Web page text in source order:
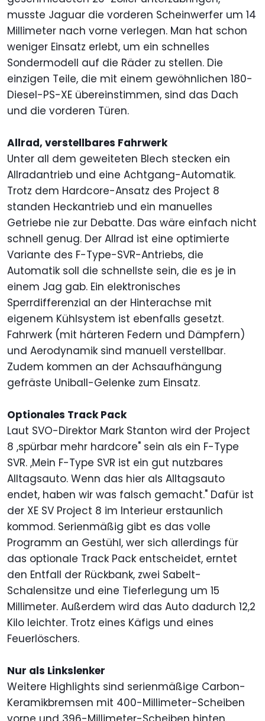
musste Jaguar die vorderen Scheinwerfer um 14
Millimeter nach vorne verlegen. Man hat schon
weniger Einsatz erlebt, um ein schnelles
Sondermodell auf die Räder zu stellen. Die
einzigen Teile, die mit einem gewöhnlichen 180-
Diesel-PS-XE übereinstimmen, sind das Dach
und die vorderen Türen.
Allrad, verstellbares Fahrwerk
Unter all dem geweiteten Blech stecken ein
Allradantrieb und eine Achtgang-Automatik.
Trotz dem Hardcore-Ansatz des Project 8
standen Heckantrieb und ein manuelles
Getriebe nie zur Debatte. Das wäre einfach nicht
schnell genug. Der Allrad ist eine optimierte
Variante des F-Type-SVR-Antriebs, die
Automatik soll die schnellste sein, die es je in
einem Jag gab. Ein elektronisches
Sperrdifferenzial an der Hinterachse mit
eigenem Kühlsystem ist ebenfalls gesetzt.
Fahrwerk (mit härteren Federn und Dämpfern)
und Aerodynamik sind manuell verstellbar.
Zudem kommen an der Achsaufhängung
gefräste Uniball-Gelenke zum Einsatz.
Optionales Track Pack
Laut SVO-Direktor Mark Stanton wird der Project
8 ,spürbar mehr hardcore" sein als ein F-Type
SVR. ,Mein F-Type SVR ist ein gut nutzbares
Alltagsauto. Wenn das hier als Alltagsauto
endet, haben wir was falsch gemacht." Dafür ist
der XE SV Project 8 im Interieur erstaunlich
kommod. Serienmäßig gibt es das volle
Programm an Gestühl, wer sich allerdings für
das optionale Track Pack entscheidet, erntet
den Entfall der Rückbank, zwei Sabelt-
Schalensitze und eine Tieferlegung um 15
Millimeter. Außerdem wird das Auto dadurch 12,2
Kilo leichter. Trotz eines Käfigs und eines
Feuerlöschers.
Nur als Linkslenker
Weitere Highlights sind serienmäßige Carbon-
Keramikbremsen mit 400-Millimeter-Scheiben